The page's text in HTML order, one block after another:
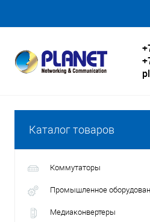
Каталог товаров
Коммутаторы
Промышленное
Медиаконвертеры